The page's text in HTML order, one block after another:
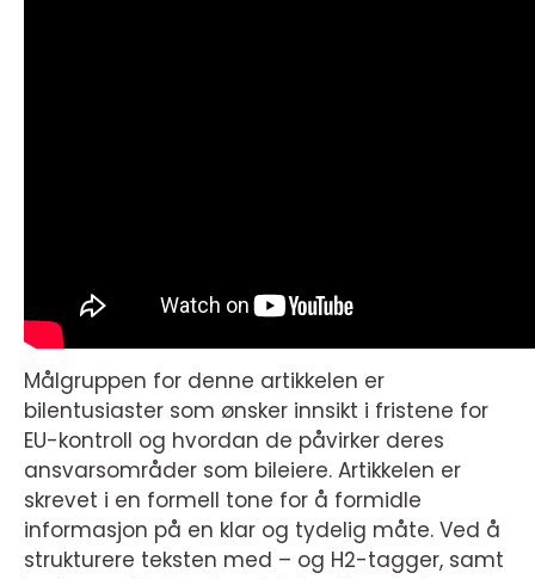
Målgruppen for denne artikkelen er
bilentusiaster som ønsker innsikt i fristene for
EU-kontroll og hvordan de påvirker deres
ansvarsområder som bileiere. Artikkelen er
skrevet i en formell tone for å formidle
informasjon på en klar og tydelig måte. Ved å
strukturere teksten med – og H2-tagger, samt